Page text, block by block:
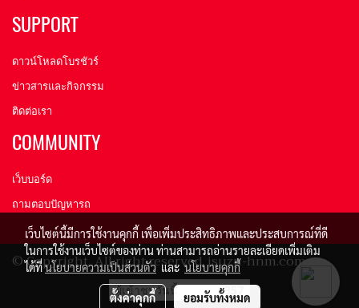
SUPPORT
ดาวน์โหลดโบรชัวร์
ข่าวสารและกิจกรรม
ติดต่อเรา
COMMUNITY
เว็บบอร์ด
ถามตอบปัญหารถ
© Copyright All right reserved. isuzu-hnm.com
ผู้เข้าชมวันนี้ 357
เว็บไซต์นี้มีการใช้งานคุกกี้ เพื่อเพิ่มประสิทธิภาพและประสบการณ์ที่ดี
ในการใช้งานเว็บไซต์ของท่าน ท่านสามารถอ่านรายละเอียดเพิ่มเติม
ได้ที่นโยบายความเป็นส่วนตัวและนโยบายคุกกี้
ตั้งค่าคุกกี้ ยอมรับทั้งหมด